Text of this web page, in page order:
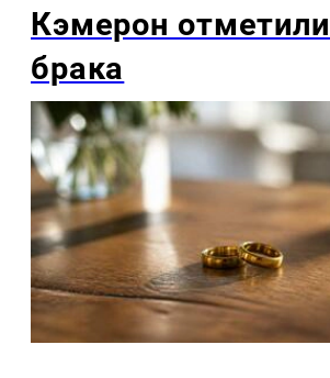
Кэмерон
брака